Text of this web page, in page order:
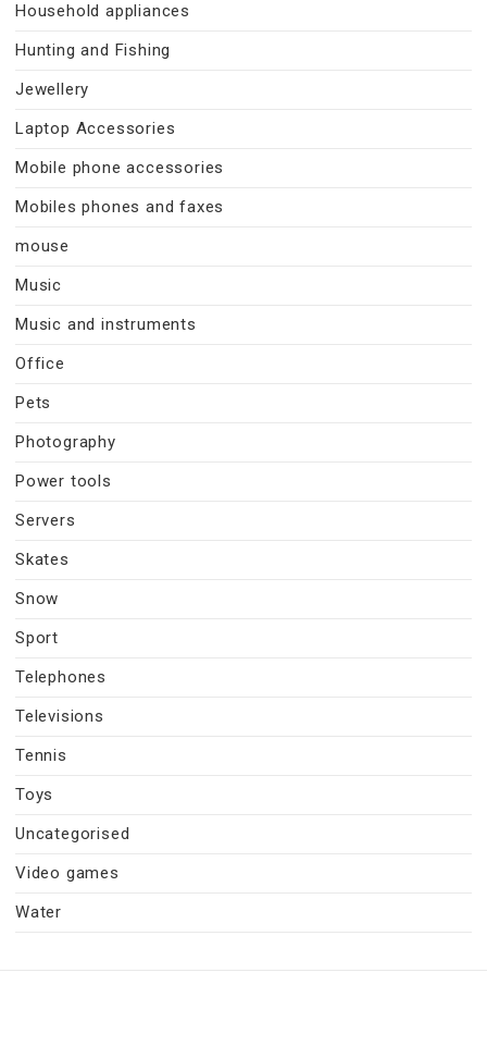
Household appliances
Hunting and Fishing
Jewellery
Laptop Accessories
Mobile phone accessories
Mobiles phones and faxes
mouse
Music
Music and instruments
Office
Pets
Photography
Power tools
Servers
Skates
Snow
Sport
Telephones
Televisions
Tennis
Toys
Uncategorised
Video games
Water